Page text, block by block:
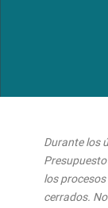
Durante los
los
cerrados.